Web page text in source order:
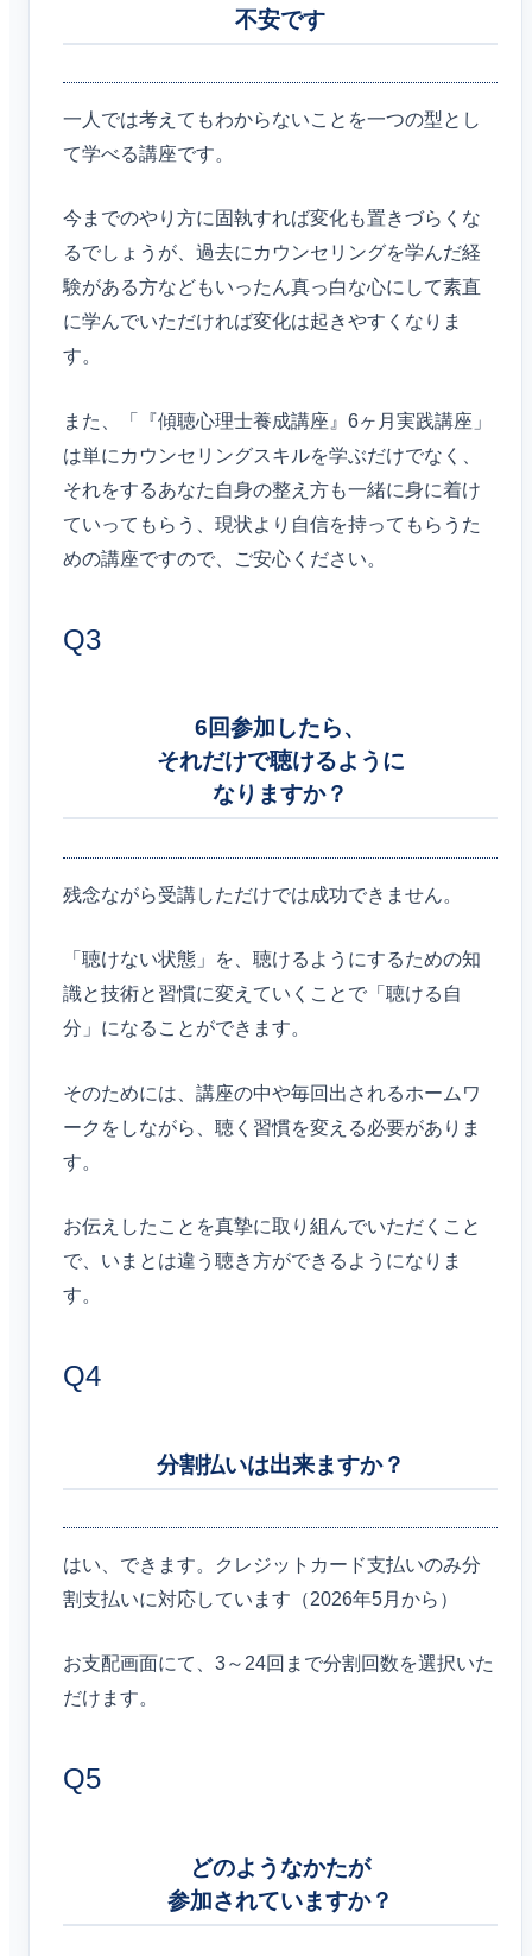
不安です
一人では考えてもわからないことを一つの型とし
て学べる講座です。
今までのやり方に固執すれば変化も置きづらくな
るでしょうが、過去にカウンセリングを学んだ経
験がある方などもいったん真っ白な心にして素直
に学んでいただければ変化は起きやすくなりま
す。
また、「『傾聴心理士養成講座』6ヶ月実践講座」
は単にカウンセリングスキルを学ぶだけでなく、
それをするあなた自身の整え方も一緒に身に着け
ていってもらう、現状より自信を持ってもらうた
めの講座ですので、ご安心ください。
Q3
6回参加したら、
それだけで聴けるように
なりますか？
残念ながら受講しただけでは成功できません。
「聴けない状態」を、聴けるようにするための知
識と技術と習慣に変えていくことで「聴ける自
分」になることができます。
そのためには、講座の中や毎回出されるホームワ
ークをしながら、聴く習慣を変える必要がありま
す。
お伝えしたことを真摯に取り組んでいただくこと
で、いまとは違う聴き方ができるようになりま
す。
Q4
分割払いは出来ますか？
はい、できます。クレジットカード支払いのみ分
割支払いに対応しています（2026年5月から）
お支配画面にて、3～24回まで分割回数を選択いた
だけます。
Q5
どのようなかたが
参加されていますか？